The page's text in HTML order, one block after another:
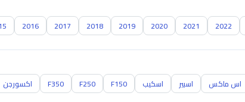
2022
2021
2020
2019
2018
2017
2016
اس ماكس اسبير اسكيب F150
F250
F350 اكسورجن